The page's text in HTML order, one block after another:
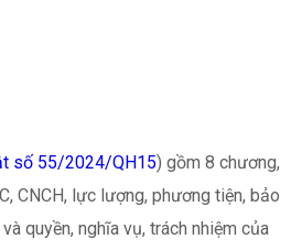
số 55/2024/QH15) gồm 8 chương,
CNCH, lực lượng, phương tiện, bảo
quyền, nghĩa vụ, trách nhiệm của